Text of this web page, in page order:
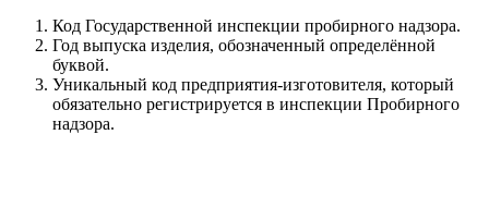
Код Государственной инспекции пробирного надзора.
Год выпуска изделия, обозначенный определённой
буквой.
Уникальный код предприятия-изготовителя, который
обязательно регистрируется в инспекции Пробирного
надзора.